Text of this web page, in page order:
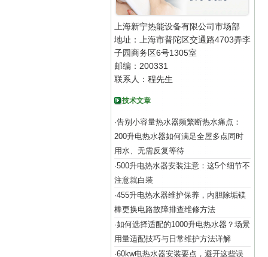
上海新宁热能设备有限公司市场部
地址：上海市普陀区交通路4703弄李
子园商务区6号1305室
邮编：200331
联系人：程先生
技术文章
·告别小容量热水器频繁断热水痛点：
200升电热水器如何满足全屋多点同时
用水、无需反复等待
·500升电热水器安装注意：这5个细节不
注意就白装
·455升电热水器维护保养，内胆除垢镁
棒更换电路故障排查维修方法
·如何选择适配的1000升电热水器？场景
用量适配技巧与日常维护方法详解
·60kw电热水器安装要点，避开这些误